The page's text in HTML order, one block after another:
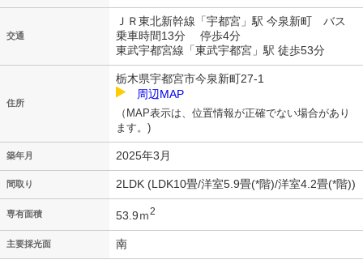
交通
ＪＲ東北新幹線「宇都宮」駅 今泉新町 バス
乗車時間13分 停歩4分
東武宇都宮線「東武宇都宮」駅 徒歩53分
住所
栃木県宇都宮市今泉新町27-1
周辺MAP
（MAP表示は、位置情報が正確でない場合があり
ます。)
築年月 2025年3月
間取り 2LDK (LDK10畳/洋室5.9畳(*階)/洋室4.2畳(*階))
専有面積 53.9ｍ2
主要採光面 南